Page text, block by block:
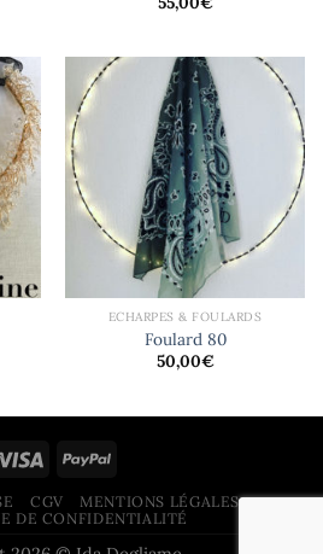
ECHARPES & FOULARDS
Foulard 80
50,00€
CGV
MENTIONS LÉGALES
DE CONFIDENTIALITÉ